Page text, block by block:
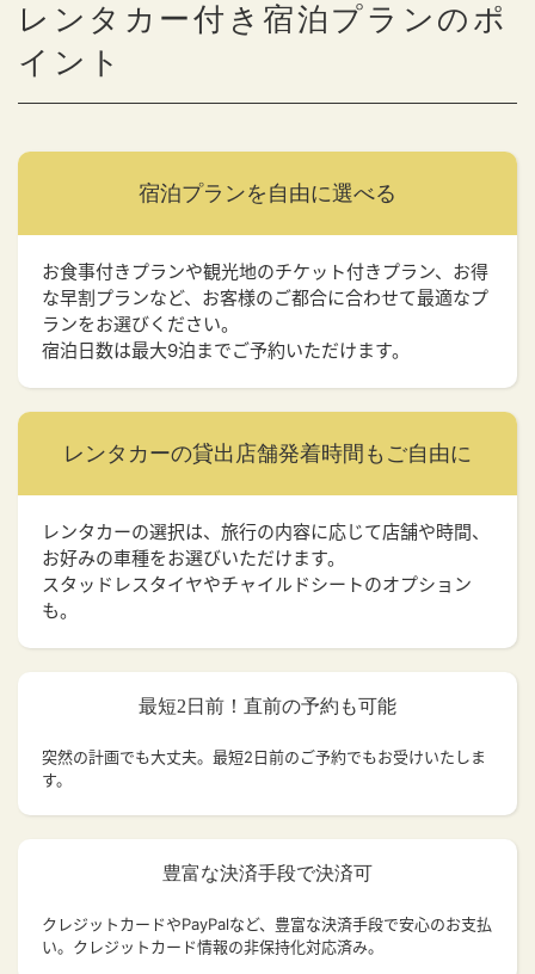
レンタカー付き宿泊プランのポ
イント
宿泊プランを 自由に選べる
お食事付きプランや観光地のチケット付きプラン、お得
な早割プランなど、お客様のご都合に合わせて最適なプ
ランをお選びください。
宿泊日数は最大9泊までご予約いただけます。
レンタカーの貸出店舗発着時間もご自由に
レンタカーの選択は、旅行の内容に応じて店舗や時間、
お好みの車種をお選びいただけます。
スタッドレスタイヤやチャイルドシートのオプション
も。
最短2日前！直前の予約も可能
突然の計画でも大丈夫。 最短2日前のご予約でもお受けいたしま
す。
豊富な決済手段で決済可
クレジットカードやPayPalなど、豊富な決済手段で安心のお支払
い。クレジットカード情報の非保持化対応済み。